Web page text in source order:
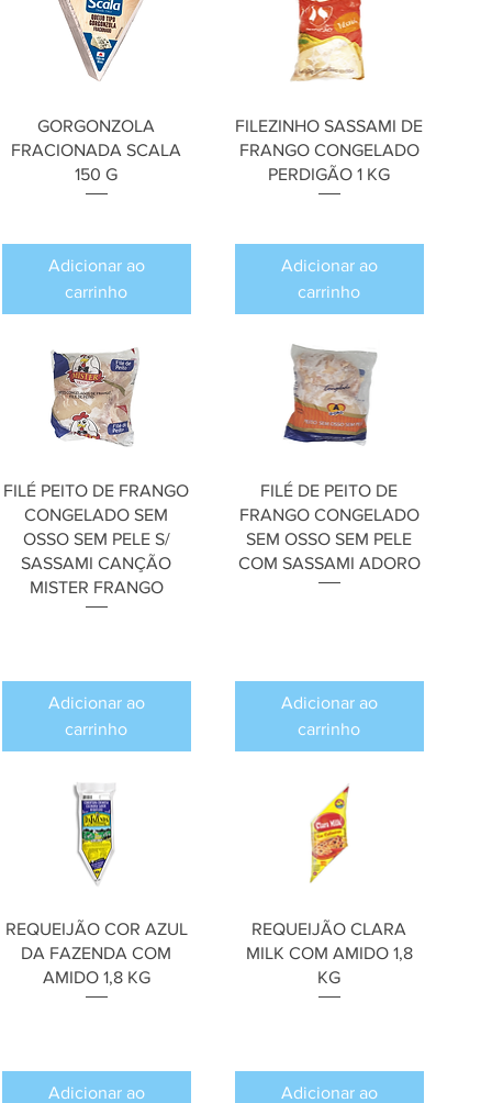
GORGONZOLA
FRACIONADA SCALA
150 G
Adicionar ao
carrinho
FILEZINHO SASSAMI DE
FRANGO CONGELADO
PERDIGÃO 1 KG
Adicionar ao
carrinho
FILÉ PEITO DE FRANGO
CONGELADO SEM
OSSO SEM PELE S/
SASSAMI CANÇÃO
MISTER FRANGO
Adicionar ao
carrinho
FILÉ DE PEITO DE
FRANGO CONGELADO
SEM OSSO SEM PELE
COM SASSAMI ADORO
Adicionar ao
carrinho
REQUEIJÃO COR AZUL
DA FAZENDA COM
AMIDO 1,8 KG
Adicionar ao
REQUEIJÃO CLARA
MILK COM AMIDO 1,8
KG
Adicionar ao